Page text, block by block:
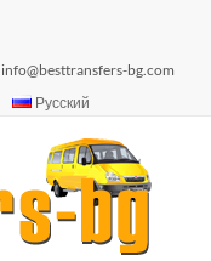
info@besttransfers-bg.com
Русский